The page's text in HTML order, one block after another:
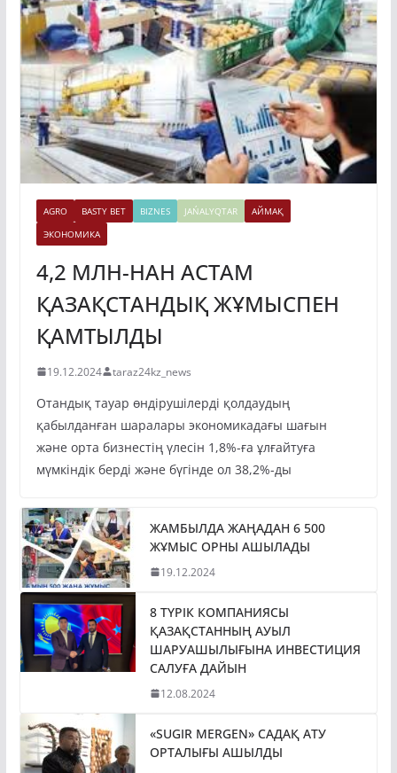
AGRO BASTY BET BIZNES JAŃALYQTAR
АЙМАҚ
ЭКОНОМИКА
4,2 МЛН-НАН АСТАМ
ҚАЗАҚСТАНДЫҚ ЖҰМЫСПЕН
ҚАМТЫЛДЫ
19.12.2024 taraz24kz_news
Отандық тауар өндірушілерді қолдаудың
қабылданған шаралары экономикадағы шағын
және орта бизнестің үлесін 1,8%-ға ұлғайтуға
мүмкіндік берді және бүгінде ол 38,2%-ды
ЖАМБЫЛДА ЖАҢАДАН 6 500
ЖҰМЫС ОРНЫ АШЫЛАДЫ
19.12.2024
8 ТҮРІК КОМПАНИЯСЫ
ҚАЗАҚСТАННЫҢ АУЫЛ
ШАРУАШЫЛЫҒЫНА ИНВЕСТИЦИЯ
САЛУҒА ДАЙЫН
12.08.2024
«SUGIR MERGEN» САДАҚ АТУ
ОРТАЛЫҒЫ АШЫЛДЫ